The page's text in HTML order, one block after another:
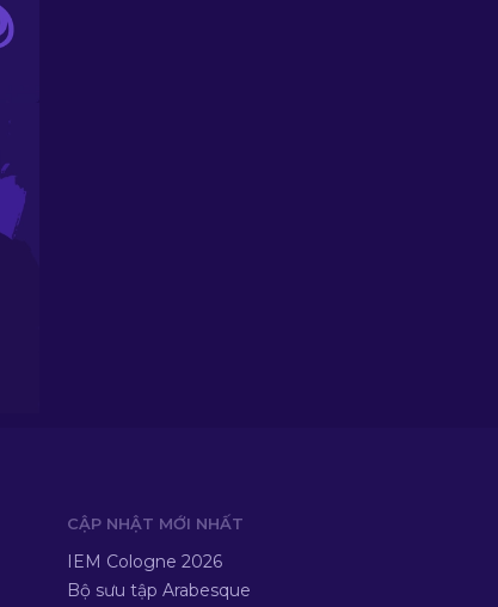
CẬP NHẬT MỚI NHẤT
IEM Cologne 2026
Bộ sưu tập Arabesque